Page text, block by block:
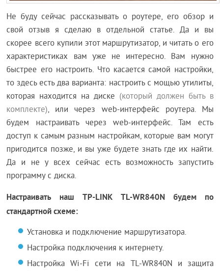
Не буду сейчас рассказывать о роутере, его обзор и
свой отзыв я сделаю в отдельной статье. Да и вы
скорее всего купили этот маршрутизатор, и читать о его
характеристиках вам уже не интересно. Вам нужно
быстрее его настроить. Что касается самой настройки,
то здесь есть два варианта: настроить с мощью утилиты,
которая находится на диске (который должен быть в
комплекте), или через web-интерфейс роутера. Мы
будем настраивать через web-интерфейс. Там есть
доступ к самым разным настройкам, которые вам могут
пригодится позже, и вы уже будете знать где их найти.
Да и не у всех сейчас есть возможность запустить
программу с диска.
Настраивать наш TP-LINK TL-WR840N будем по
стандартной схеме:
Установка и подключение маршрутизатора.
Настройка подключения к интернету.
Настройка Wi-Fi сети на TL-WR840N и защита